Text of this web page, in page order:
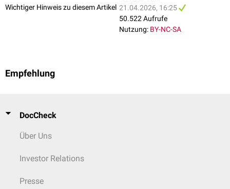
Wichtiger Hinweis zu diesem Artikel 21.04.2026, 16:25
50.522 Aufrufe
Nutzung: BY-NC-SA
Empfehlung
DocCheck
Über Uns
Investor Relations
Presse